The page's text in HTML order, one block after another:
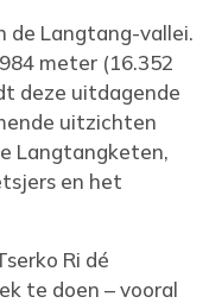
de Langtang-vallei.
meter (16.352
deze uitdagende
uitzichten
Langtangketen,
en het
Ri dé
te doen – vooral